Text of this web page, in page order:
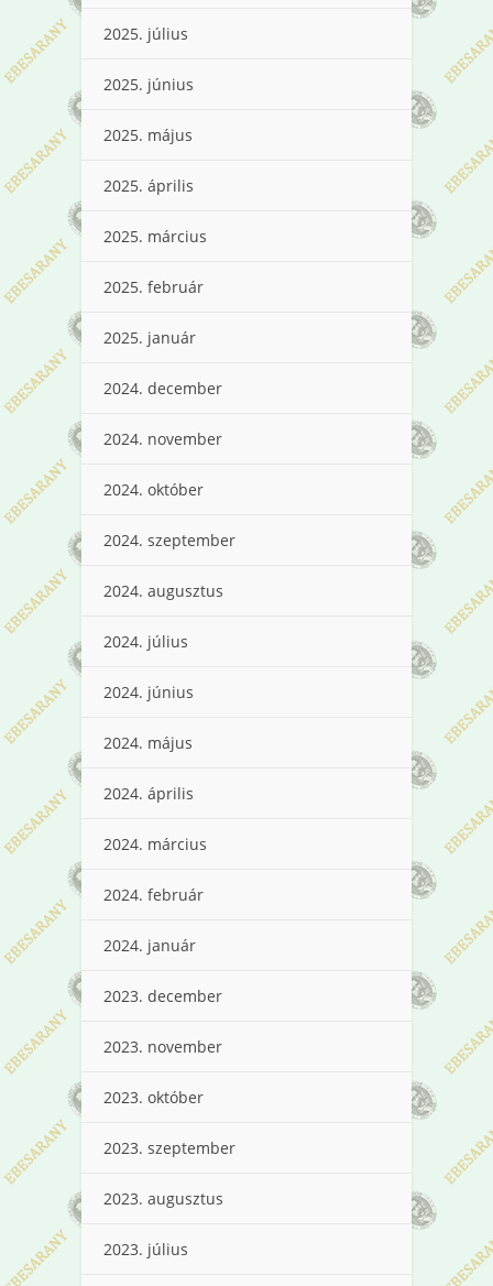
2025. július
2025. június
2025. május
2025. április
2025. március
2025. február
2025. január
2024. december
2024. november
2024. október
2024. szeptember
2024. augusztus
2024. július
2024. június
2024. május
2024. április
2024. március
2024. február
2024. január
2023. december
2023. november
2023. október
2023. szeptember
2023. augusztus
2023. július